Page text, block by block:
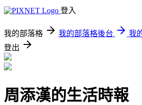
登入
我的部落格 我的部落格後台
我
登出
周添漢的生活時報